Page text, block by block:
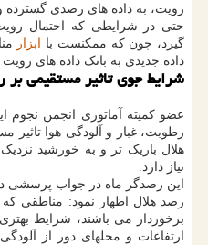
رویت، به داده های رصدی
حتی در شرایطی که احتمال
گیرد، چون که ممکنست با ابزار
داده جدیدی به بانک داده های رویت
شرایط جوی تاثیر مستقیمی بر
عضو کمیته آماتوری انجمن نجوم
رطوبت، غبار و آلودگی هوا تاثیر
هلال باریک تر و به خورشید
نیاز دارد.
این رصدگر ماه در جواب پرسشی
رصد هلال اظهار نمود: مناطقی
برخوردار می باشند، شرایط
ارتفاعات و محلهای دور از